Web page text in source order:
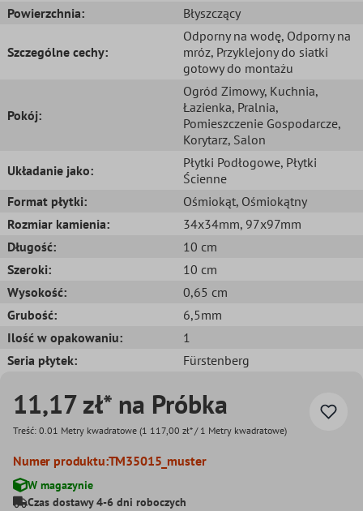
Powierzchnia:
Błyszczący
Szczególne cechy:
Odporny na wodę, Odporny na
mróz, Przyklejony do siatki
gotowy do montażu
Pokój:
Ogród Zimowy, Kuchnia,
Łazienka, Pralnia,
Pomieszczenie Gospodarcze,
Korytarz, Salon
Układanie jako:
Płytki Podłogowe, Płytki
Ścienne
Format płytki:
Ośmiokąt, Ośmiokątny
Rozmiar kamienia:
34x34mm, 97x97mm
Długość:
10 cm
Szeroki:
10 cm
Wysokość:
0,65 cm
Grubość:
6,5mm
Ilość w opakowaniu:
1
Seria płytek:
Fürstenberg
11,17 zł* na Próbka
Treść: 0.01 Metry kwadratowe (1 117,00 zł* / 1 Metry kwadratowe)
Numer produktu:TM35015_muster
W magazynie
Czas dostawy 4-6 dni roboczych